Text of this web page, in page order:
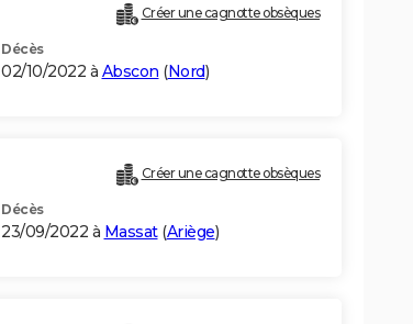
Créer une cagnotte obsèques
Décès
02/10/2022 à Abscon (Nord)
Créer une cagnotte obsèques
Décès
23/09/2022 à Massat(Ariège)